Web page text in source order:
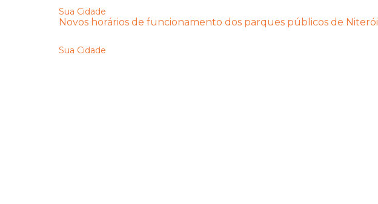
Sua Cidade
Novos horários de funcionamento dos parques públicos de Niterói
Sua Cidade